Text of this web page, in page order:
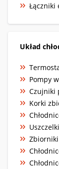
Łączniki
Układ
Pompy
Czujniki
Korki